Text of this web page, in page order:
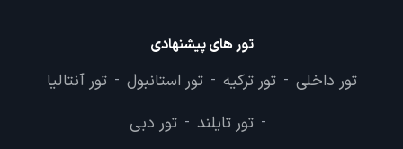
تور های پیشنهادی
تور داخلی - تور ترکیه - تور استانبول - تور آنتالیا
- تور تایلند - تور دبی